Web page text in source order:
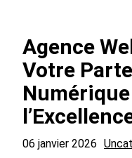
Agence
Votre
06 janvier 2026